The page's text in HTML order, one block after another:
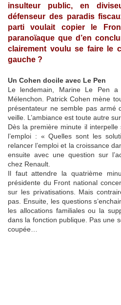
insulteur public, en
défenseur des paradis
parti voulait copier le
paranoïaque que d’en
clairement voulu se faire le
gauche ?
Un Cohen docile avec Le Pen
Le lendemain, Marine Le Pen
Mélenchon. Patrick Cohen mène
présentateur ne semble pas armé
veille. L’ambiance est toute autre
Dès la première minute il
l’emploi : « Quelles sont les
relancer l’emploi et la croissance
ensuite avec une question sur
chez Renault.
Il faut attendre la quatrième
présidente du Front national
sur les privatisations. Mais
pas. Ensuite, les questions
les allocations familiales ou la
dans la fonction publique. Pas une
coupée…